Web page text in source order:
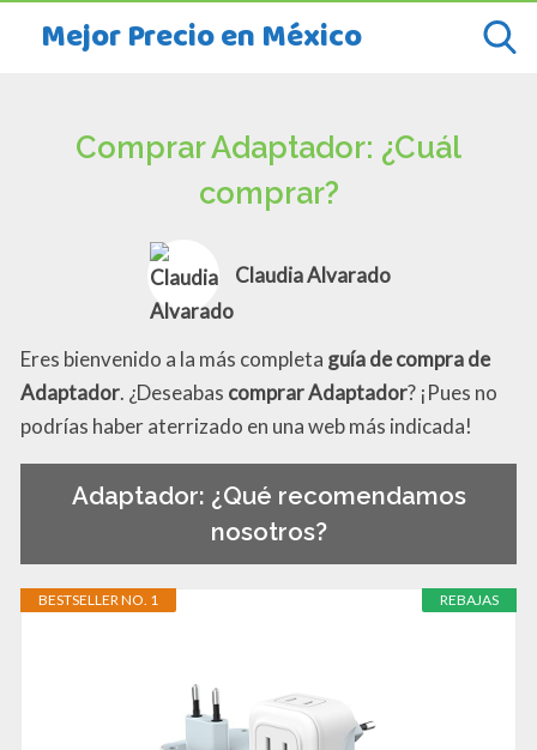
Mejor Precio en México
Comprar Adaptador: ¿Cuál
comprar?
Claudia Alvarado
Eres bienvenido a la más completa guía de compra de
Adaptador. ¿Deseabas comprar Adaptador? ¡Pues no
podrías haber aterrizado en una web más indicada!
Adaptador: ¿Qué recomendamos
nosotros?
REBAJAS
BESTSELLER NO. 1